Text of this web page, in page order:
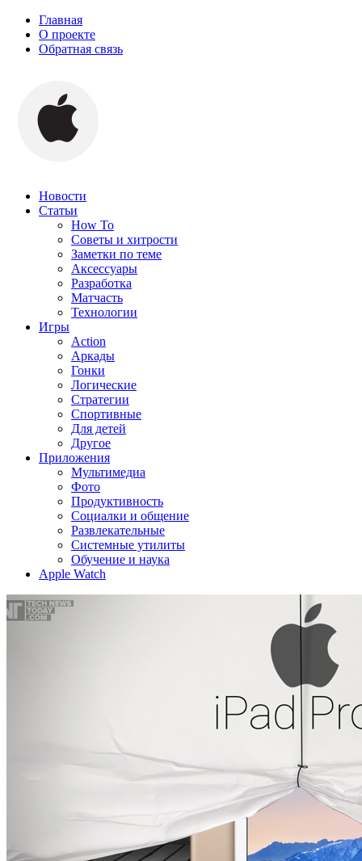
Главная
О проекте
Обратная связь
Новости
Статьи
How To
Советы и хитрости
Заметки по теме
Аксессуары
Разработка
Матчасть
Технологии
Игры
Action
Аркады
Гонки
Логические
Стратегии
Спортивные
Для детей
Другое
Приложения
Мультимедиа
Фото
Продуктивность
Социалки и общение
Развлекательные
Системные утилиты
Обучение и наука
Apple Watch